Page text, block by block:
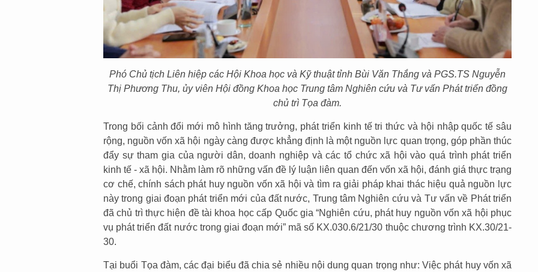
Phó Chủ tịch Liên hiệp các Hội Khoa học và Kỹ thuật tỉnh Bùi Văn Thắng và PGS.TS Nguyễn
Thị Phương Thu, ủy viên Hội đồng Khoa học Trung tâm Nghiên cứu và Tư vấn Phát triển đồng
chủ trì Tọa đàm.
Trong bối cảnh đổi mới mô hình tăng trưởng, phát triển kinh tế tri thức và hội nhập quốc tế sâu
rộng, nguồn vốn xã hội ngày càng được khẳng định là một nguồn lực quan trọng, góp phần thúc
đẩy sự tham gia của người dân, doanh nghiệp và các tổ chức xã hội vào quá trình phát triển
kinh tế - xã hội. Nhằm làm rõ những vấn đề lý luận liên quan đến vốn xã hội, đánh giá thực trạng
cơ chế, chính sách phát huy nguồn vốn xã hội và tìm ra giải pháp khai thác hiệu quả nguồn lực
này trong giai đoạn phát triển mới của đất nước, Trung tâm Nghiên cứu và Tư vấn về Phát triển
đã chủ trì thực hiện đề tài khoa học cấp Quốc gia “Nghiên cứu, phát huy nguồn vốn xã hội phục
vụ phát triển đất nước trong giai đoạn mới” mã số KX.030.6/21/30 thuộc chương trình KX.30/21-
30.
Tại buổi Tọa đàm, các đại biểu đã chia sẻ nhiều nội dung quan trọng như: Việc phát huy vốn xã